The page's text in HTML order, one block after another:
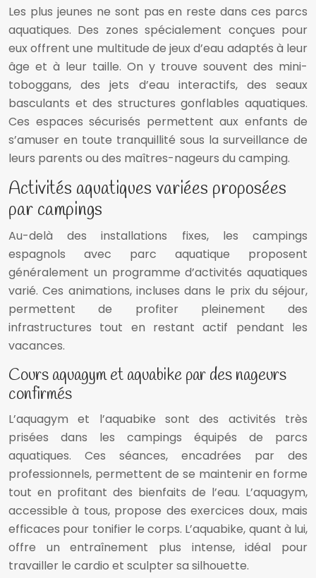
Les plus jeunes ne sont pas en reste dans ces parcs
aquatiques. Des zones spécialement conçues pour
eux offrent une multitude de jeux d’eau adaptés à leur
âge et à leur taille. On y trouve souvent des mini-
toboggans, des jets d’eau interactifs, des seaux
basculants et des structures gonflables aquatiques.
Ces espaces sécurisés permettent aux enfants de
s’amuser en toute tranquillité sous la surveillance de
leurs parents ou des maîtres-nageurs du camping.
Activités aquatiques variées proposées
par campings
Au-delà des installations fixes, les campings
espagnols avec parc aquatique proposent
généralement un programme d’activités aquatiques
varié. Ces animations, incluses dans le prix du séjour,
permettent de profiter pleinement des
infrastructures tout en restant actif pendant les
vacances.
Cours aquagym et aquabike par des nageurs
confirmés
L’aquagym et l’aquabike sont des activités très
prisées dans les campings équipés de parcs
aquatiques. Ces séances, encadrées par des
professionnels, permettent de se maintenir en forme
tout en profitant des bienfaits de l’eau. L’aquagym,
accessible à tous, propose des exercices doux, mais
efficaces pour tonifier le corps. L’aquabike, quant à lui,
offre un entraînement plus intense, idéal pour
travailler le cardio et sculpter sa silhouette.